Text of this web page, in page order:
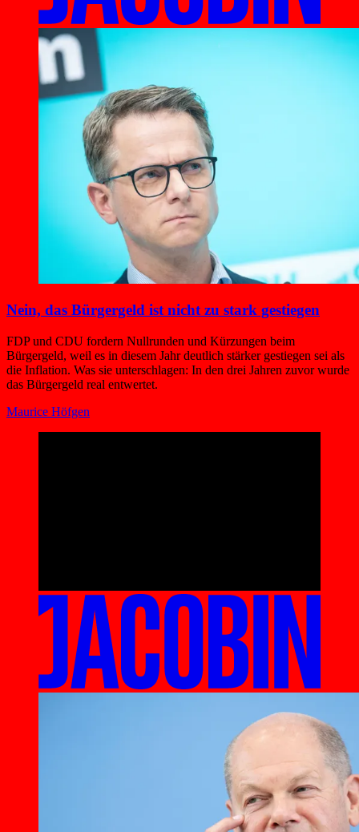
Nein, das Bürgergeld ist nicht zu stark gestiegen
FDP und CDU fordern Nullrunden und Kürzungen beim
Bürgergeld, weil es in diesem Jahr deutlich stärker gestiegen sei als
die Inflation. Was sie unterschlagen: In den drei Jahren zuvor wurde
das Bürgergeld real entwertet.
Maurice Höfgen